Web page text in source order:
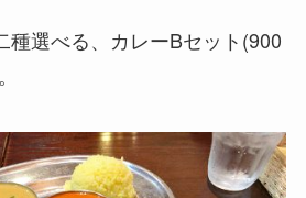
種選べる、カレーBセット(900